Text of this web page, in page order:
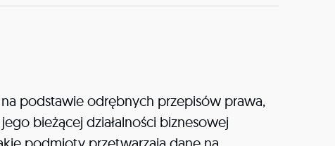
podstawie odrębnych przepisów prawa,
bieżącej działalności biznesowej